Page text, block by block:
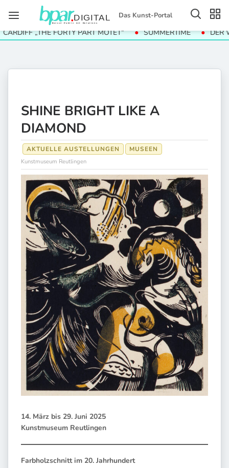
Das Kunst-Portal
„THE FORTY PART MOTET“ SUMMERTIME DER
SHINE BRIGHT LIKE A
DIAMOND
AKTUELLE AUSTELLUNGEN MUSEEN
Kunstmuseum Reutlingen
14. März bis 29. Juni 2025
Kunstmuseum Reutlingen
Farbholzschnitt im 20. Jahrhundert